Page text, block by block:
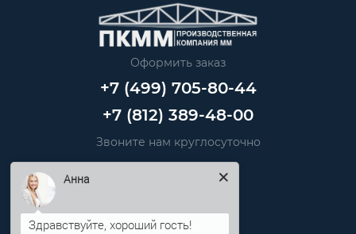
Оформить заказ
+7 (499) 705-80-44
+7 (812) 389-48-00
Звоните нам круглосуточно
Информация
Анна